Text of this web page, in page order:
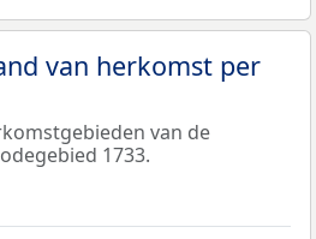
van herkomst per
van de
1733.